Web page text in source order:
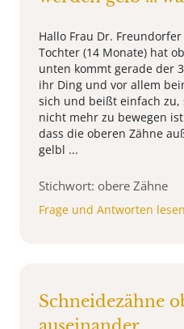
Hallo Frau Dr.
Tochter (14 Monate) hat
unten kommt gerade der
ihr Ding und vor allem
sich und beißt einfach zu,
nicht mehr zu bewegen
dass die oberen Zähne
gelbl ...
Stichwort: obere Zähne
Frage und Antworten lesen
Schneidezähne